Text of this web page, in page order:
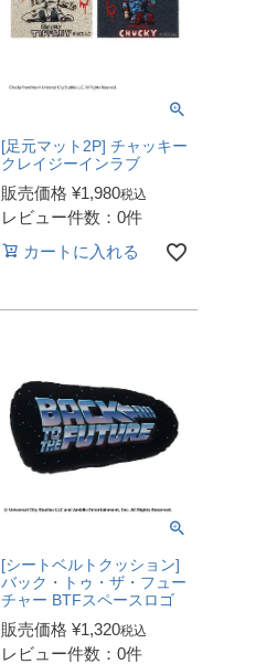
[足元マット2P] チャッキー
クレイジーインラブ
販売価格 ¥1,980税込
レビュー件数：0件
カートに入れる
[シートベルトクッション]
バック・トゥ・ザ・フュー
チャー BTFスペースロゴ
販売価格 ¥1,320税込
レビュー件数：0件